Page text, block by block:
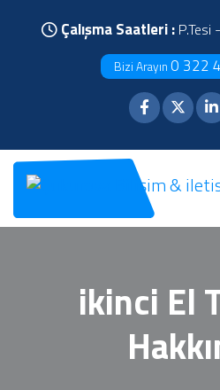
Çalışma Saatleri :
Bizi Arayın 0 322
ikinci El